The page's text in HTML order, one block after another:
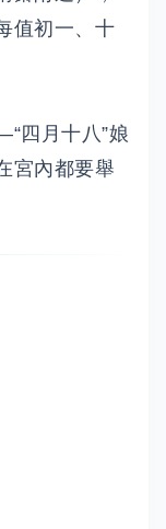
值初一、十
四月十八”娘
宮內都要舉